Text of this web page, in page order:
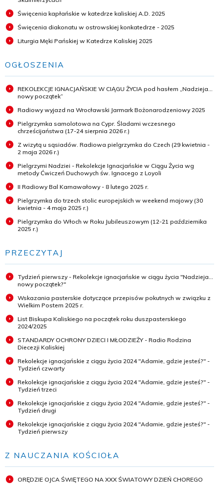
Święcenia kapłańskie w katedrze kaliskiej A.D. 2025
Święcenia diakonatu w ostrowskiej konkatedrze - 2025
Liturgia Męki Pańskiej w Katedrze Kaliskiej 2025
OGŁOSZENIA
REKOLEKCJE IGNACJAŃSKIE W CIĄGU ŻYCIA pod hasłem „Nadzieja...
nowy początek”
Radiowy wyjazd na Wrocławski Jarmark Bożonarodzeniowy 2025
Pielgrzymka samolotowa na Cypr. Śladami wczesnego
chrześcijaństwa (17-24 sierpnia 2026 r.)
Z wizytą u sąsiadów. Radiowa pielgrzymka do Czech (29 kwietnia -
2 maja 2026 r.)
Pielgrzymi Nadziei - Rekolekcje Ignacjańskie w Ciągu Życia wg
metody Ćwiczeń Duchowych św. Ignacego z Loyoli
II Radiowy Bal Karnawałowy - 8 lutego 2025 r.
Pielgrzymka do trzech stolic europejskich w weekend majowy (30
kwietnia - 4 maja 2025 r.)
Pielgrzymka do Włoch w Roku Jubileuszowym (12-21 października
2025 r.)
PRZECZYTAJ
Tydzień pierwszy - Rekolekcje ignacjańskie w ciągu życia "Nadzieja...
nowy początek?"
Wskazania pasterskie dotyczące przepisów pokutnych w związku z
Wielkim Postem 2025 r.
List Biskupa Kaliskiego na początek roku duszpasterskiego
2024/2025
STANDARDY OCHRONY DZIECI I MŁODZIEŻY - Radio Rodzina
Diecezji Kaliskiej
Rekolekcje ignacjańskie z ciągu życia 2024 "Adamie, gdzie jesteś?" -
Tydzień czwarty
Rekolekcje ignacjańskie z ciągu życia 2024 "Adamie, gdzie jesteś?" -
Tydzień trzeci
Rekolekcje ignacjańskie z ciągu życia 2024 "Adamie, gdzie jesteś?" -
Tydzień drugi
Rekolekcje ignacjańskie z ciągu życia 2024 "Adamie, gdzie jesteś?" -
Tydzień pierwszy
Z NAUCZANIA KOŚCIOŁA
ORĘDZIE OJCA ŚWIĘTEGO NA XXX ŚWIATOWY DZIEŃ CHOREGO